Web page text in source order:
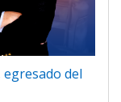
del